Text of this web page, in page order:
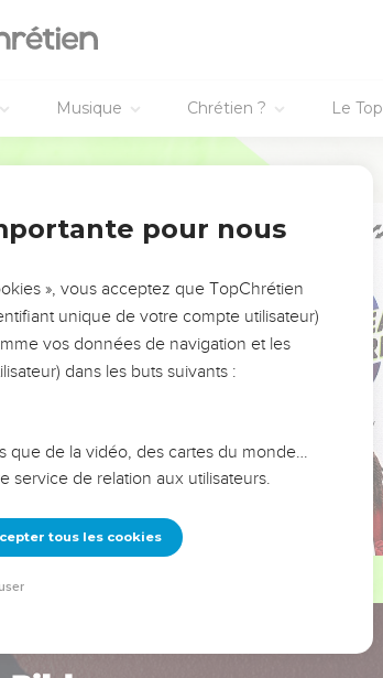
Musique Chrétien ? Le Top
Mais on voit
ce sont
erreurs
une famille,
pour nous
», vous acceptez que TopChrétien
unique de votre compte utilisateur)
vos données de navigation et les
dans les buts suivants :
que de la vidéo, des cartes du monde…
service de relation aux utilisateurs.
tous les cookies